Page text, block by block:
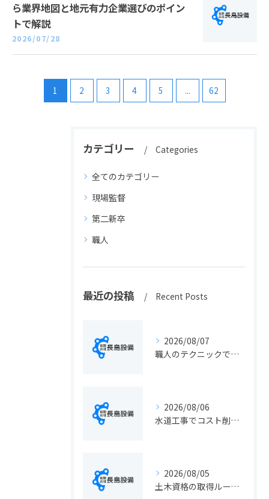
ら業界地図と地元有力企業選びのポイン
トで解説
2026/07/28
1 2 3 4 5 ... 62
カテゴリー Categories
全てのカテゴリー
現場監督
第二新卒
職人
最近の投稿 Recent Posts
2026/08/07
職人のテクニックで出会う静岡県静岡市の伝統工芸と学びの魅力徹底解説
2026/08/06
水道工事でコスト削減を実現する静岡県静岡市の手続きと費用見直しポイント
2026/08/05
土木資格の取得ルートや静岡県静岡市でのキャリアアップ戦略を現実的に解説